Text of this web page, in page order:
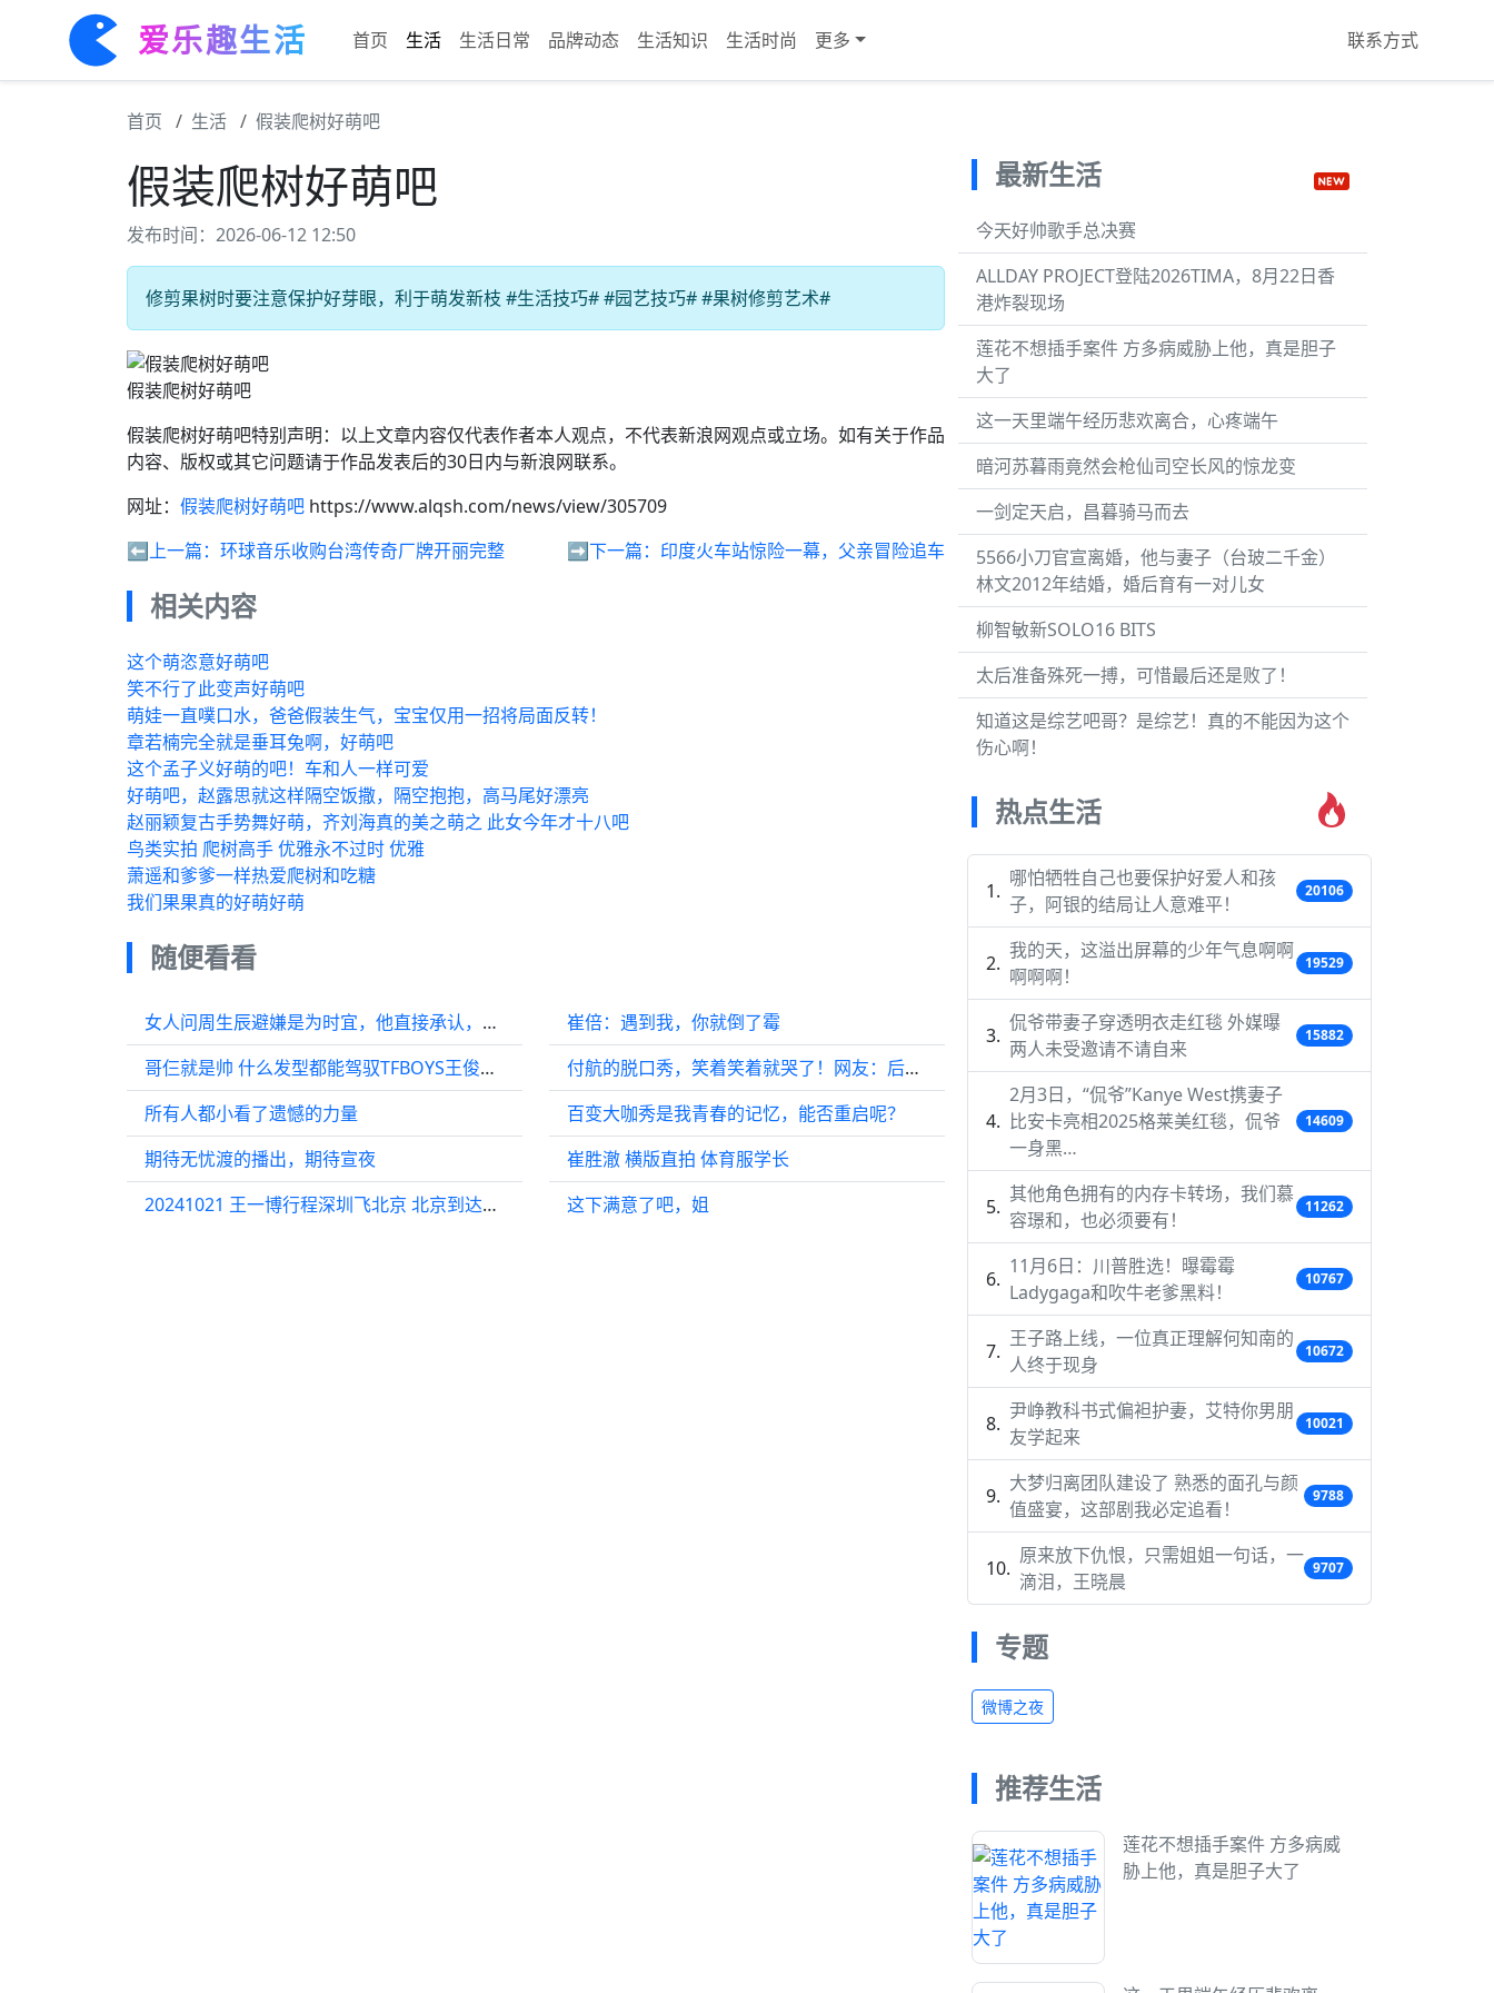
爱乐趣生活 首页 生活 生活日常 品牌动态 生活知识 生活时尚 更多 联系方式
首页 生活 假装爬树好萌吧
假装爬树好萌吧
发布时间：2026-06-12 12:50
修剪果树时要注意保护好芽眼，利于萌发新枝 #生活技巧# #园艺技巧# #果树修剪艺术#
假装爬树好萌吧
假装爬树好萌吧特别声明：以上文章内容仅代表作者本人观点，不代表新浪网观点或立场。如有关于作品
内容、版权或其它问题请于作品发表后的30日内与新浪网联系。
网址： 假装爬树好萌吧 https://www.alqsh.com/news/view/305709
⬅️上一篇： 环球音乐收购台湾传奇厂牌开丽完整 ➡️下一篇： 印度火车站惊险一幕，父亲冒险追车
相关内容
这个萌恣意好萌吧
笑不行了此变声好萌吧
萌娃一直噗口水，爸爸假装生气，宝宝仅用一招将局面反转！
章若楠完全就是垂耳兔啊，好萌吧
这个孟子义好萌的吧！车和人一样可爱
好萌吧，赵露思就这样隔空饭撒，隔空抱抱，高马尾好漂亮
赵丽颖复古手势舞好萌，齐刘海真的美之萌之 此女今年才十八吧
鸟类实拍 爬树高手 优雅永不过时 优雅
萧遥和爹爹一样热爱爬树和吃糖
我们果果真的好萌好萌
随便看看
女人问周生辰避嫌是为时宜，他直接承认，喜欢上时宜了
哥仨就是帅 什么发型都能驾驭TFBOYS王俊凯王源易烊千玺
所有人都小看了遗憾的力量
期待无忧渡的播出，期待宣夜
20241021 王一博行程深圳飞北京 北京到达视频 好好休息，团聚吧 logo
崔倍：遇到我，你就倒了霉
付航的脱口秀，笑着笑着就哭了！网友：后劲好大难过的无法自拔
百变大咖秀是我青春的记忆，能否重启呢？
崔胜澈 横版直拍 体育服学长
这下满意了吧，姐
最新生活
今天好帅歌手总决赛
ALLDAY PROJECT登陆2026TIMA，8月22日香
港炸裂现场
莲花不想插手案件 方多病威胁上他，真是胆子
大了
这一天里端午经历悲欢离合，心疼端午
暗河苏暮雨竟然会枪仙司空长风的惊龙变
一剑定天启，昌暮骑马而去
5566小刀官宣离婚，他与妻子（台玻二千金）
林文2012年结婚，婚后育有一对儿女
柳智敏新SOLO16 BITS
太后准备殊死一搏，可惜最后还是败了！
知道这是综艺吧哥？是综艺！真的不能因为这个
伤心啊！
热点生活
哪怕牺牲自己也要保护好爱人和孩
子，阿银的结局让人意难平！
20106
我的天，这溢出屏幕的少年气息啊啊
啊啊啊！
19529
侃爷带妻子穿透明衣走红毯 外媒曝
两人未受邀请不请自来
15882
2月3日，“侃爷”Kanye West携妻子
比安卡亮相2025格莱美红毯，侃爷
一身黑…
14609
其他角色拥有的内存卡转场，我们慕
容璟和，也必须要有！
11262
11月6日：川普胜选！曝霉霉
Ladygaga和吹牛老爹黑料！
10767
王子路上线，一位真正理解何知南的
人终于现身
10672
尹峥教科书式偏袒护妻，艾特你男朋
友学起来
10021
大梦归离团队建设了 熟悉的面孔与颜
值盛宴，这部剧我必定追看！
9788
原来放下仇恨，只需姐姐一句话，一
滴泪，王晓晨
9707
专题
微博之夜
推荐生活
莲花不想插手案件 方多病威
胁上他，真是胆子大了